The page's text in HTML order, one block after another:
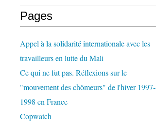
Pages
Appel à la solidarité internationale avec les
travailleurs en lutte du Mali
Ce qui ne fut pas. Réflexions sur le
"mouvement des chômeurs" de l'hiver 1997-
1998 en France
Copwatch